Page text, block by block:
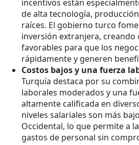
incentivos están
de alta tecnología,
raíces. El gobierno turco
inversión extranjera, creando
favorables para que los
rápidamente y generen
Costos bajos y una fuerza
Turquía destaca por su
laborales moderados y una
altamente calificada en
niveles salariales son más
Occidental, lo que permite a
gastos de personal sin